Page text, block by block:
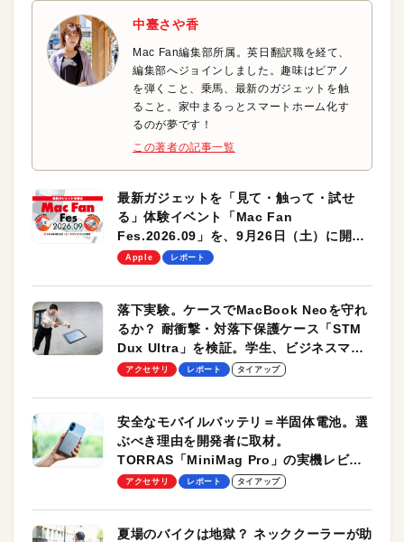
中臺さや香
Mac Fan編集部所属。英日翻訳職を経て、
編集部へジョインしました。趣味はピアノ
を弾くこと、乗馬、最新のガジェットを触
ること。家中まるっとスマートホーム化す
るのが夢です！
この著者の記事一覧
最新ガジェットを「見て・触って・試せ
る」体験イベント「Mac Fan
Fes.2026.09」を、9月26日（土）に開催
します！
Apple レポート
落下実験。ケースでMacBook Neoを守れ
るか？ 耐衝撃・対落下保護ケース「STM
Dux Ultra」を検証。学生、ビジネスマン
のモバイルユースに最適！
アクセサリ レポート タイアップ
安全なモバイルバッテリ＝半固体電池。選
ぶべき理由を開発者に取材。
TORRAS「MiniMag Pro」の実機レビュ
ーも
アクセサリ レポート タイアップ
夏場のバイクは地獄？ ネッククーラーが助